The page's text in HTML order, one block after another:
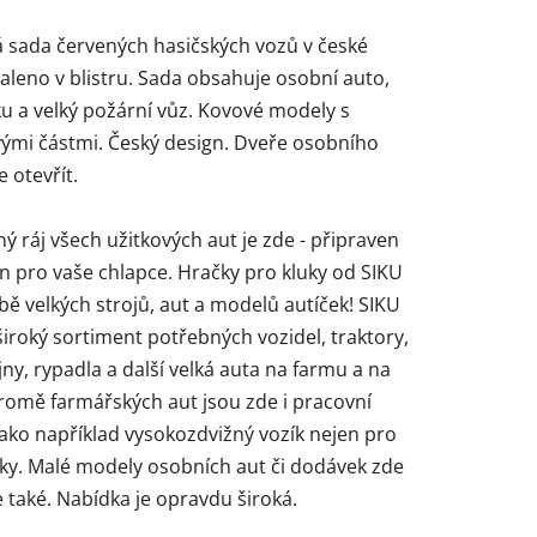
sada červených hasičských vozů v české
v blistru. Sada obsahuje osobní auto,
a velký požární vůz. Kovové modely s
částmi. Český design. Dveře osobního
otevřít.
ráj všech užitkových aut je zde - připraven
pro vaše chlapce. Hračky pro kluky od SIKU
velkých strojů, aut a modelů autíček! SIKU
sortiment potřebných vozidel, traktory,
rypadla a další velká auta na farmu a na
farmářských aut jsou zde i pracovní
například vysokozdvižný vozík nejen pro
Malé modely osobních aut či dodávek zde
také. Nabídka je opravdu široká.